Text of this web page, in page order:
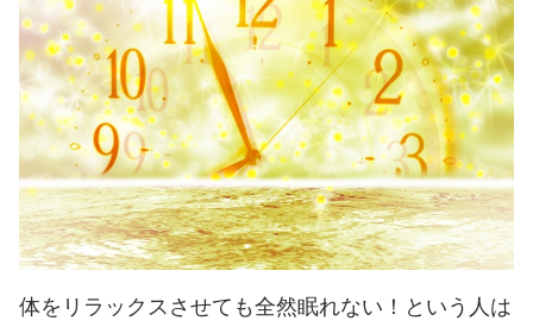
体をリラックスさせても全然眠れない！という人は